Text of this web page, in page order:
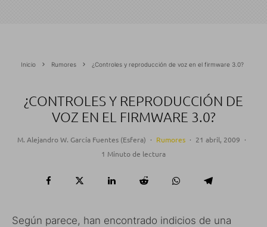
Inicio Rumores ¿Controles y reproducción de voz en el firmware 3.0?
¿CONTROLES Y REPRODUCCIÓN DE
VOZ EN EL FIRMWARE 3.0?
M. Alejandro W. García Fuentes (Esfera) · Rumores · 21 abril, 2009 ·
1 Minuto de lectura
Según parece, han encontrado indicios de una